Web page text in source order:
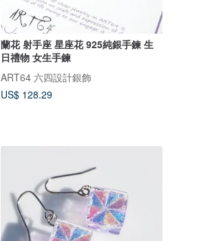
蘭花 射手座 星座花 925純銀手鍊 生
日禮物 女生手鍊
ART64 六四設計銀飾
US$ 128.29